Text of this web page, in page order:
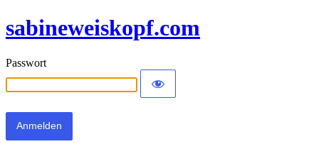
sabineweiskopf.com
Passwort